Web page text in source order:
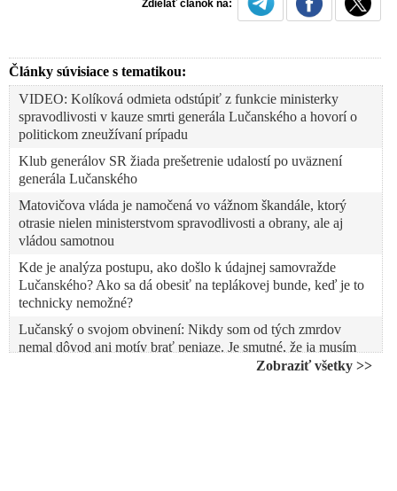
Zdielať článok na:
Články súvisiace s tematikou:
VIDEO: Kolíková odmieta odstúpiť z funkcie ministerky
spravodlivosti v kauze smrti generála Lučanského a hovorí o
politickom zneužívaní prípadu
Klub generálov SR žiada prešetrenie udalostí po uväznení
generála Lučanského
Matovičova vláda je namočená vo vážnom škandále, ktorý
otrasie nielen ministerstvom spravodlivosti a obrany, ale aj
vládou samotnou
Kde je analýza postupu, ako došlo k údajnej samovražde
Lučanského? Ako sa dá obesiť na teplákovej bunde, keď je to
technicky nemožné?
Lučanský o svojom obvinení: Nikdy som od tých zmrdov
nemal dôvod ani motív brať peniaze. Je smutné, že ja musím
dokazovať svoju nevinu a nie naopak, že by mne bola
Zobraziť všetky >>